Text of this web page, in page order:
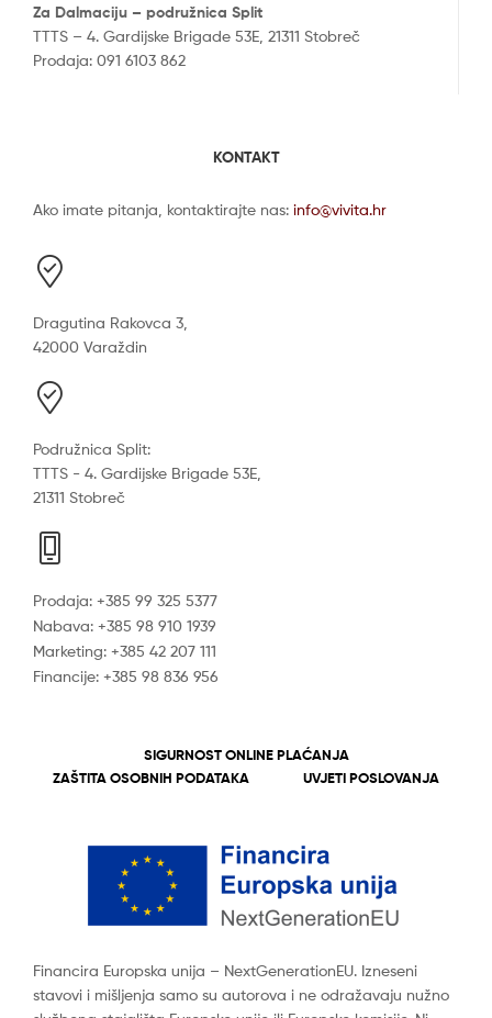
Za Dalmaciju – podružnica Split
TTTS – 4. Gardijske Brigade 53E, 21311 Stobreč
Prodaja: 091 6103 862
KONTAKT
Ako imate pitanja, kontaktirajte nas: info@vivita.hr
Dragutina Rakovca 3,
42000 Varaždin
Podružnica Split:
TTTS - 4. Gardijske Brigade 53E,
21311 Stobreč
Prodaja: +385 99 325 5377
Nabava: +385 98 910 1939
Marketing: +385 42 207 111
Financije: +385 98 836 956
SIGURNOST ONLINE PLAĆANJA
ZAŠTITA OSOBNIH PODATAKA
UVJETI POSLOVANJA
Financira Europska unija – NextGenerationEU. Izneseni
stavovi i mišljenja samo su autorova i ne odražavaju nužno